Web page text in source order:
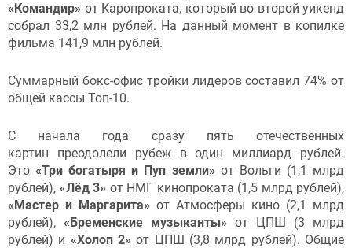
«Командир» от Каропроката, который во второй уикенд
собрал 33,2 млн рублей. На данный момент в копилке
фильма 141,9 млн рублей.
Суммарный бокс-офис тройки лидеров составил 74% от
общей кассы Топ-10.
С начала года сразу пять отечественных
картин преодолели рубеж в один миллиард рублей.
Это«Три богатыря и Пуп земли» от Вольги (1,1 млрд
рублей), «Лёд 3» от НМГ кинопроката (1,5 млрд рублей),
«Мастер и Маргарита» от Атмосферы кино (2,1 млрд
рублей), «Бременские музыканты» от ЦПШ (3 млрд
рублей) и «Холоп 2» от ЦПШ (3,8 млрд рублей). Общие